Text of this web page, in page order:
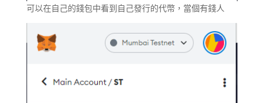
可以在自己的錢包中看到自己發行的代幣，當個有錢人